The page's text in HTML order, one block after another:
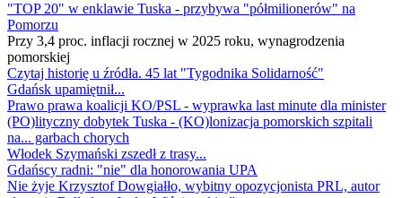
"TOP 20" w enklawie Tuska - przybywa "półmilionerów" na
Pomorzu
Przy 3,4 proc. inflacji rocznej w 2025 roku, wynagrodzenia
pomorskiej
Czytaj historię u źródła. 45 lat "Tygodnika Solidarność"
Gdańsk upamiętnił...
Prawo prawa koalicji KO/PSL - wyprawka last minute dla minister
(PO)lityczny dobytek Tuska - (KO)lonizacja pomorskich szpitali
na... garbach chorych
Włodek Szymański zszedł z trasy...
Gdańscy radni: "nie" dla honorowania UPA
Nie żyje Krzysztof Dowgiałło, wybitny opozycjonista PRL, autor